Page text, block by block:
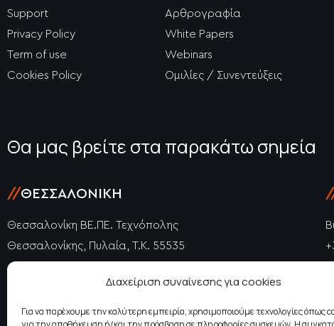
Διαχείριση συναίνεσης για cookies
Για να παρέχουμε την καλύτερη εμπειρία, χρησιμοποιούμε τεχνολογίες όπως
Support
Privacy Policy
Term of use
Cookies Policy
Αρθρογραφία
White Papers
Webinars
Ομιλίες / Συνεντεύξεις
Θα μας βρείτε στα παρακάτω σημεία
//ΘΕΣΣΑΛΟΝΊΚΗ
Θεσσαλονίκη ΒΕ.ΠΕ. Τεχνόπολης
Θεσσαλονίκης, Πυλαία, Τ.Κ. 55535
+30 2310 477725
thessaloniki@epidosis.gr